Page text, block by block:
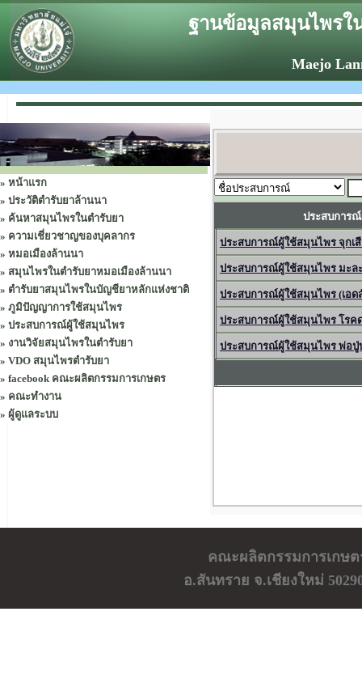
ฐานข้อมูลสมุนไพรใ
Maejo
» หน้าแรก
» ประวัติตำรับยาล้านนา
» ค้นหาสมุนไพรในตำรับยา
» ความเชี่ยวชาญของบุคลากร
» หมอเมืองล้านนา
» สมุนไพรในตำรับยาหมอเมืองล้านนา
» ตำรับยาสมุนไพรในบัญชียาหลักแห่งชาติ
» ภูมิปัญญาการใช้สมุนไพร
» ประสบการณ์ผู้ใช้สมุนไพร
» งานวิจัยสมุนไพรในตำรับยา
» VDO สมุนไพรตำรับยา
» facebook คณะผลิตกรรมการเกษตร
» คณะทำงาน
» ผู้ดูแลระบบ
ประสบการ
ประสบการณ์ผู้ใช้สมุนไพร จุกเ
ประสบการณ์ผู้ใช้สมุนไพร มะล
ประสบการณ์ผู้ใช้สมุนไพร (เอด
ประสบการณ์ผู้ใช้สมุนไพร โรค
ประสบการณ์ผู้ใช้สมุนไพร พ่อปู่
คณะผลิตกรรมการเกษ
อ.สันทราย จ.เชียงใหม่